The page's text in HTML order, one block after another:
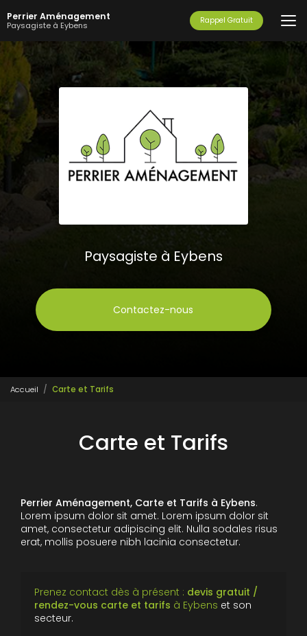
au
contenu
principal
Perrier Aménagement
Paysagiste à Eybens Rappel Gratuit
Paysagiste à Eybens
Contactez-nous
Accueil Carte et Tarifs
Carte et Tarifs
Perrier Aménagement, Carte et Tarifs à Eybens.
Lorem ipsum dolor sit amet. Lorem ipsum dolor sit
amet, consectetur adipiscing elit. Nulla sodales risus
erat, mollis posuere nibh lacinia consectetur.
Prenez contact dès à présent : devis gratuit /
rendez-vous carte et tarifs à Eybens et son
secteur.